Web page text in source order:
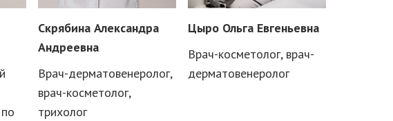
Скрябина Александра
Андреевна
Врач-дерматовенеролог,
врач-косметолог,
трихолог
Цыро Ольга Евгеньевна
Врач-косметолог, врач-
дерматовенеролог